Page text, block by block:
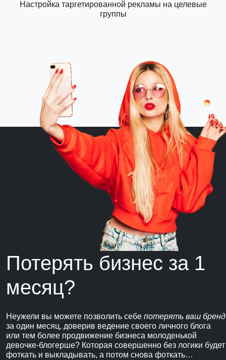
Настройка таргетированной рекламы на целевые
группы
Потерять бизнес за 1
месяц?
Неужели вы можете позволить себе потерять ваш бренд
за один месяц, доверив ведение своего личного блога
или тем более продвижение бизнеса молоденькой
девочке-блогерше? Которая совершенно без логики будет
фоткать и выкладывать, а потом снова фоткать…